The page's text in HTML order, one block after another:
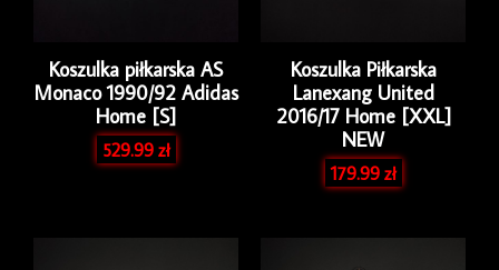
Koszulka piłkarska AS
Monaco 1990/92 Adidas
Home [S]
529.99zł
Koszulka Piłkarska
Lanexang United
2016/17 Home [XXL]
NEW
179.99zł